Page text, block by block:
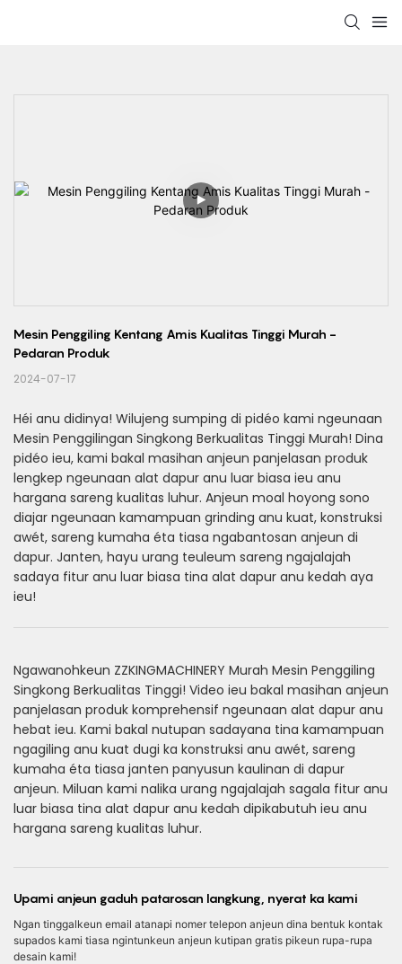
Mesin Penggiling Kentang Amis Kualitas Tinggi Murah -
Pedaran Produk
2024-07-17
Héi anu didinya! Wilujeng sumping di pidéo kami ngeunaan
Mesin Penggilingan Singkong Berkualitas Tinggi Murah! Dina
pidéo ieu, kami bakal masihan anjeun panjelasan produk
lengkep ngeunaan alat dapur anu luar biasa ieu anu
hargana sareng kualitas luhur. Anjeun moal hoyong sono
diajar ngeunaan kamampuan grinding anu kuat, konstruksi
awét, sareng kumaha éta tiasa ngabantosan anjeun di
dapur. Janten, hayu urang teuleum sareng ngajalajah
sadaya fitur anu luar biasa tina alat dapur anu kedah aya
ieu!
Ngawanohkeun ZZKINGMACHINERY Murah Mesin Penggiling
Singkong Berkualitas Tinggi! Video ieu bakal masihan anjeun
panjelasan produk komprehensif ngeunaan alat dapur anu
hebat ieu. Kami bakal nutupan sadayana tina kamampuan
ngagiling anu kuat dugi ka konstruksi anu awét, sareng
kumaha éta tiasa janten panyusun kaulinan di dapur
anjeun. Miluan kami nalika urang ngajalajah sagala fitur anu
luar biasa tina alat dapur anu kedah dipikabutuh ieu anu
hargana sareng kualitas luhur.
Upami anjeun gaduh patarosan langkung, nyerat ka kami
Ngan tinggalkeun email atanapi nomer telepon anjeun dina bentuk kontak
supados kami tiasa ngintunkeun anjeun kutipan gratis pikeun rupa-rupa
desain kami!